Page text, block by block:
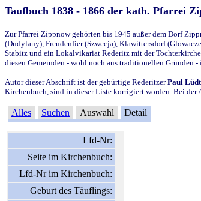
Taufbuch 1838 - 1866 der kath. Pfarrei
Zur Pfarrei Zippnow gehörten bis 1945 außer dem Dorf
(Dudylany), Freudenfier (Szwecja), Klawittersdorf
Stabitz und ein Lokalvikariat Rederitz mit der
diesen Gemeinden - wohl noch aus traditionellen Gründen
Autor dieser Abschrift ist der gebürtige RederitzerPaul
Kirchenbuch, sind in dieser Liste korrigiert worden. Bei der
Alles Suchen Auswahl Detail
Lfd-Nr:
Seite im Kirchenbuch:
Lfd-Nr im Kirchenbuch:
Geburt des Täuflings: